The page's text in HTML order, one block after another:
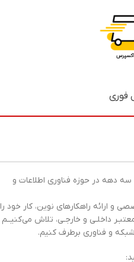
فوری
دهه در حوزه فناوری اطلاعات و
ارائه راهکارهای نوین، کار خود را
داخلـی و خارجـی، تلاش می‌کنیــم
شبکه و فناوری برطرف کنیم.